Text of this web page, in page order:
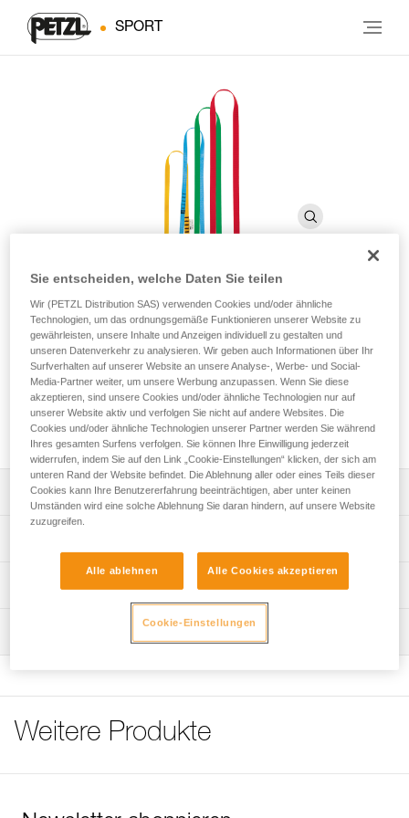
SPORT
ANNEAU
Vernähte Bandschlinge
Vernähte Polyesterschlinge zum Einrichten eines
Standplatzes, einer Verankerung oder zum Verlängern eines
Fixpunktes.
Leistungsverzeichnis
Vernähte Polyesterschlinge zum Einrichten eines
Standplatzes, einer Verankerung oder zum Verlängern
eines Fixpunktes.
Erhältlich in vier Längen: 60 cm (gelb), 80 cm (blau), 120
Bruchlast: 22 kN
Material: Polyester
Zertifizierung(en): CE, UKCA, UIAA, XF 494:FZL-B-Q
Farbe(n) : YELLOW
Technische Informationen
Gebrauchsanleitung
ANNEAU
XXX-ANNEAU
Das PDF herunterladen Maintenance tips
procedure-DE
PSA-Prüfbogen
Weitere Produkte
Sie entscheiden, welche Daten Sie teilen
Wir (PETZL Distribution SAS) verwenden Cookies und/oder ähnliche
Technologien, um das ordnungsgemäße Funktionieren unserer Website zu
gewährleisten, unsere Inhalte und Anzeigen individuell zu gestalten und
unseren Datenverkehr zu analysieren. Wir geben auch Informationen über Ihr
Surfverhalten auf unserer Website an unsere Analyse-, Werbe- und Social-
Media-Partner weiter, um unsere Werbung anzupassen. Wenn Sie diese
akzeptieren, sind unsere Cookies und/oder ähnliche Technologien nur auf
unserer Website aktiv und verfolgen Sie nicht auf andere Websites. Die
Cookies und/oder ähnliche Technologien unserer Partner werden Sie während
Ihres gesamten Surfens verfolgen. Sie können Ihre Einwilligung jederzeit
widerrufen, indem Sie auf den Link „Cookie-Einstellungen“ klicken, der sich am
unteren Rand der Website befindet. Die Ablehnung aller oder eines Teils dieser
Cookies kann Ihre Benutzererfahrung beeinträchtigen, aber unter keinen
Umständen wird eine solche Ablehnung Sie daran hindern, auf unsere Website
zuzugreifen.
Alle ablehnen Alle Cookies akzeptieren
Cookie-Einstellungen